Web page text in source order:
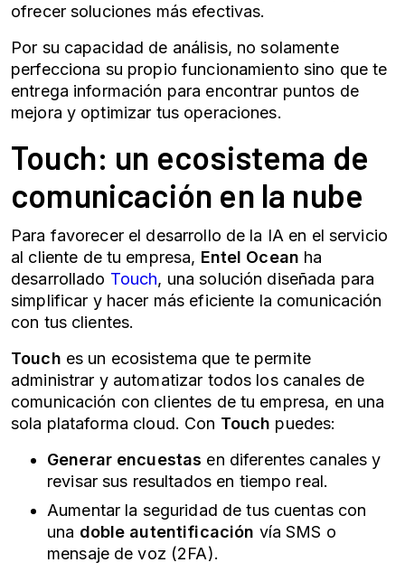
ofrecer soluciones más efectivas.
Por su capacidad de análisis, no solamente
perfecciona su propio funcionamiento sino que te
entrega información para encontrar puntos de
mejora y optimizar tus operaciones.
Touch: un ecosistema de
comunicación en la nube
Para favorecer el desarrollo de la IA en el servicio
al cliente de tu empresa, Entel Ocean ha
desarrollado Touch, una solución diseñada para
simplificar y hacer más eficiente la comunicación
con tus clientes.
Touch es un ecosistema que te permite
administrar y automatizar todos los canales de
comunicación con clientes de tu empresa, en una
sola plataforma cloud. Con Touch puedes:
Generar encuestas en diferentes canales y
revisar sus resultados en tiempo real.
Aumentar la seguridad de tus cuentas con
una doble autentificación vía SMS o
mensaje de voz (2FA).